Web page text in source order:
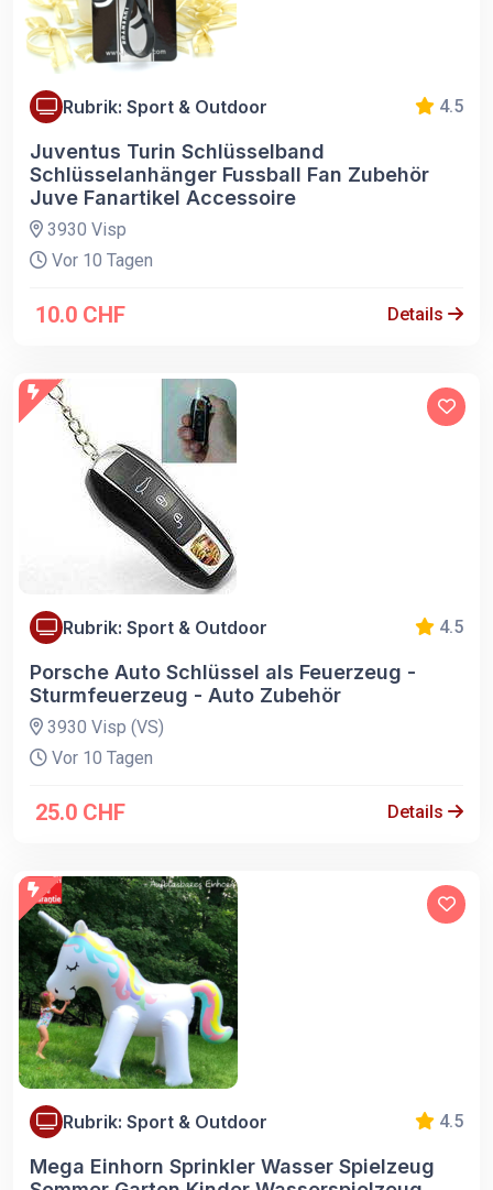
Rubrik: Sport & Outdoor 4.5
Juventus Turin Schlüsselband
Schlüsselanhänger Fussball Fan Zubehör
Juve Fanartikel Accessoire
3930 Visp
Vor 10 Tagen
10.0 CHF Details
Rubrik: Sport & Outdoor 4.5
Porsche Auto Schlüssel als Feuerzeug -
Sturmfeuerzeug - Auto Zubehör
3930 Visp (VS)
Vor 10 Tagen
25.0 CHF Details
Rubrik: Sport & Outdoor 4.5
Mega Einhorn Sprinkler Wasser Spielzeug